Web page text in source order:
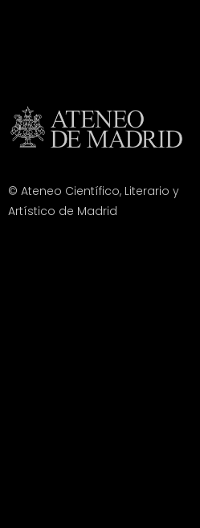
© Ateneo Científico, Literario y
Artístico de Madrid